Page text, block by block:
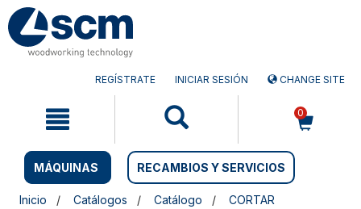
Saltar
contenido
Saltar
menú
REGÍSTRATE INICIAR SESIÓN CHANGE SITE
0
MÁQUINAS RECAMBIOS Y SERVICIOS
Inicio Catálogos Catálogo
CORTAR